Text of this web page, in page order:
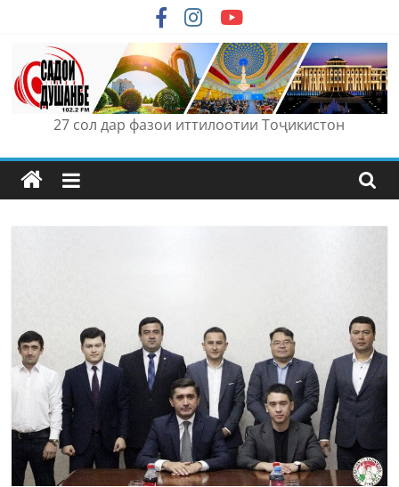
content
27 сол дар фазои иттилоотии Тоҷикистон